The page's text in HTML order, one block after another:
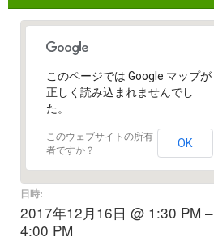
このページでは Google マップが
正しく読み込まれませんでし
た。
このウェブサイトの所有
者ですか？
OK
日時:
2017年12月16日 @ 1:30 PM –
4:00 PM